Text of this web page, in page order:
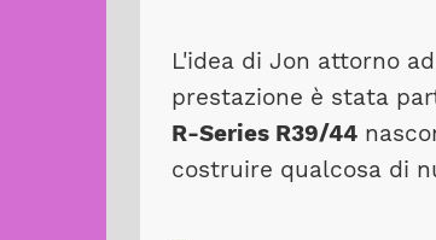
L'idea di Jon attorno
prestazione è stata
R-Series R39/44
costruire qualcosa di